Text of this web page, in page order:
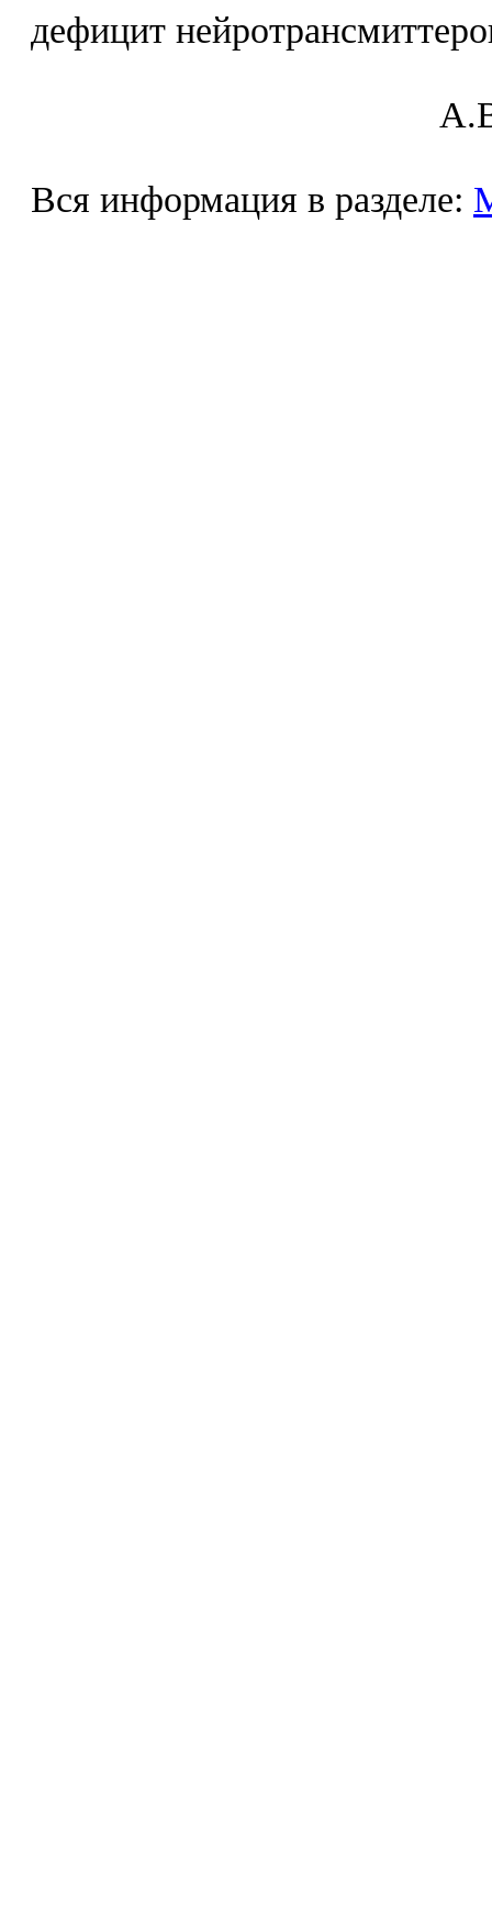
дефицит
Вся информация в разделе: